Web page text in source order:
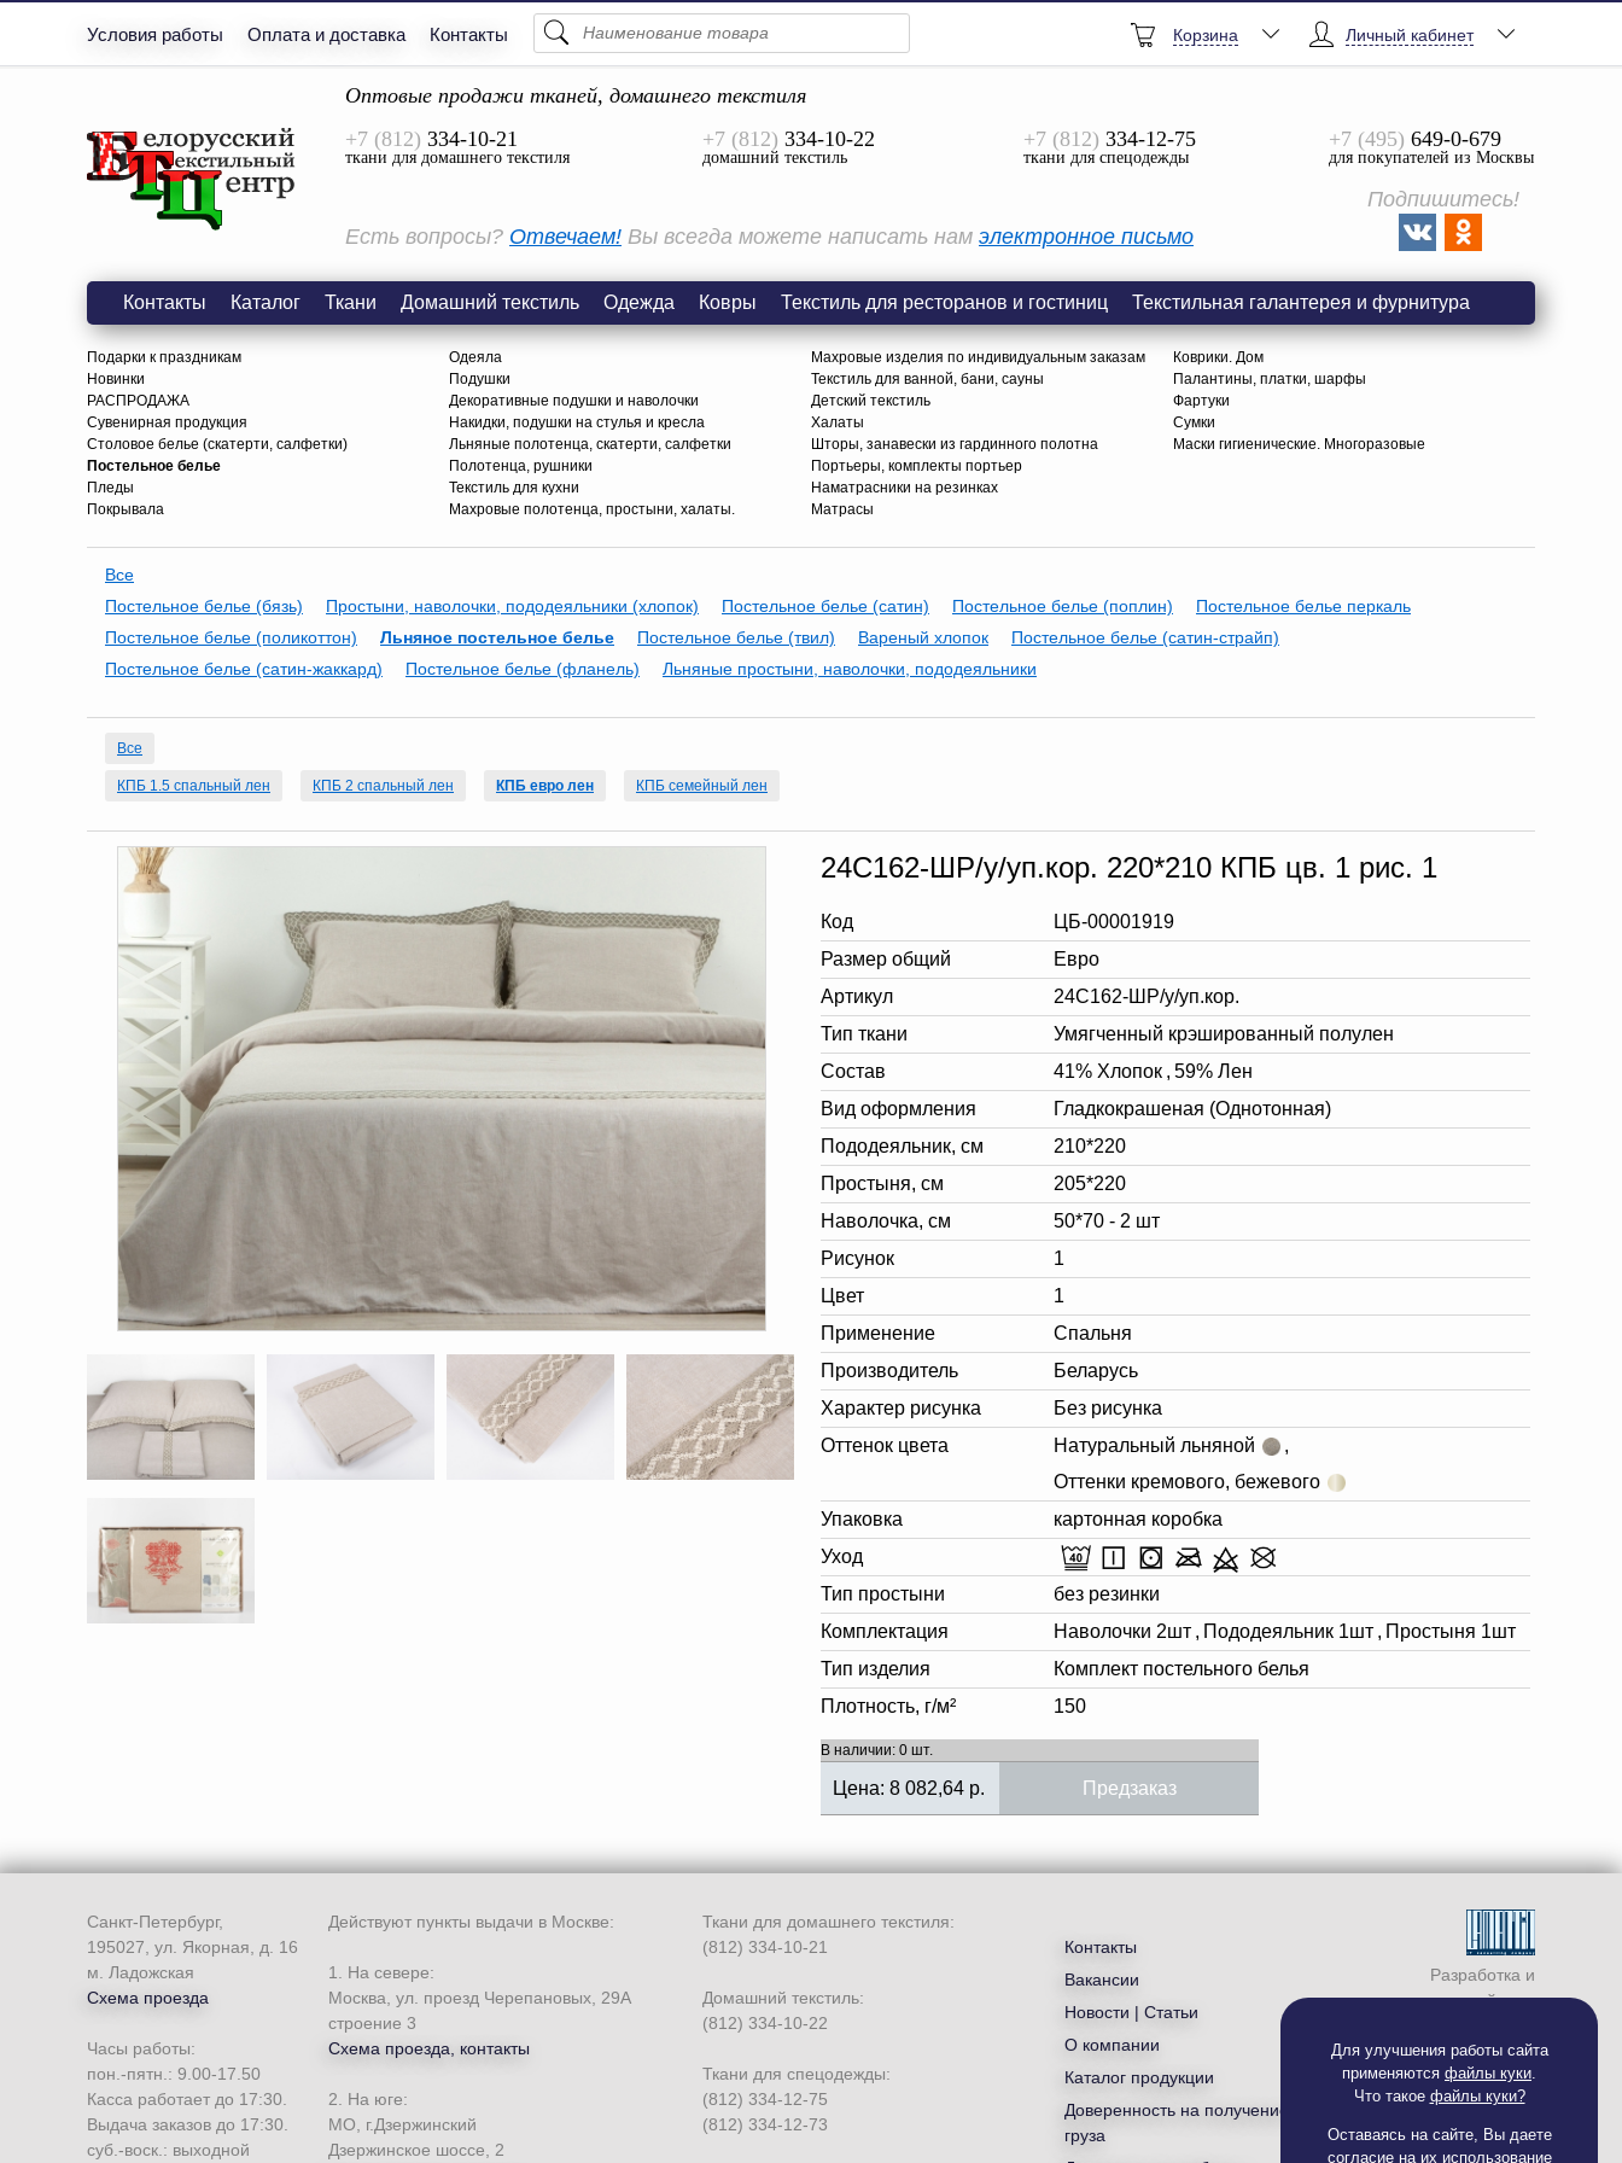
Для улучшения работы сайта
применяются файлы куки.
Что такое файлы куки?
Оставаясь на сайте, Вы даете
согласие на их использование
Условия работы Оплата и доставка Контакты
Просмотреть Все
Личный кабинет
Корзина
Оптовые продажи тканей, домашнего текстиля
+7 (812) 334-10-21
ткани для домашнего текстиля
+7 (812) 334-10-22
домашний текстиль
+7 (812) 334-12-75
ткани для спецодежды
+7 (495) 649-0-679
для покупателей из Москвы
Есть вопросы? Отвечаем! Вы всегда можете написать нам электронное письмо
Подпишитесь!
Контакты Каталог Ткани Домашний текстиль Одежда Ковры Текстиль для ресторанов и гостиниц Текстильная галантерея и фурнитура
Подарки к праздникам
Новинки
РАСПРОДАЖА
Сувенирная продукция
Столовое белье (скатерти, салфетки)
Постельное белье
Пледы
Покрывала
Одеяла
Подушки
Декоративные подушки и наволочки
Накидки, подушки на стулья и кресла
Льняные полотенца, скатерти, салфетки
Полотенца, рушники
Текстиль для кухни
Махровые полотенца, простыни, халаты.
Махровые изделия по индивидуальным заказам
Текстиль для ванной, бани, сауны
Детский текстиль
Халаты
Шторы, занавески из гардинного полотна
Портьеры, комплекты портьер
Наматрасники на резинках
Матрасы
Коврики. Дом
Палантины, платки, шарфы
Фартуки
Сумки
Маски гигиенические. Многоразовые
Все
Постельное белье (бязь)
Простыни, наволочки, пододеяльники (хлопок) Постельное белье (сатин) Постельное белье (поплин)
Постельное белье перкаль
Постельное белье (поликоттон)
Льняное постельное белье Постельное белье (твил) Вареный хлопок
Постельное белье (сатин-страйп)
Постельное белье (сатин-жаккард)
Постельное белье (фланель) Льняные простыни, наволочки, пододеяльники
Все
КПБ 1.5 спальный лен КПБ 2 спальный лен КПБ евро лен КПБ семейный лен
24С162-ШР/у/уп.кор. 220*210 КПБ цв. 1 рис. 1
Код
ЦБ-00001919
Размер общий
Евро
Артикул
24С162-ШР/у/уп.кор.
Тип ткани
Умягченный крэшированный полулен
Состав
41% Хлопок , 59% Лен
Вид оформления
Гладкокрашеная (Однотонная)
Пододеяльник, см
210*220
Простыня, см
205*220
Наволочка, см
50*70 - 2 шт
Рисунок
1
Цвет
1
Применение
Спальня
Производитель
Беларусь
Характер рисунка
Без рисунка
Оттенок цвета
Натуральный льняной
,
Оттенки кремового, бежевого
Упаковка
картонная коробка
Уход
Тип простыни
без резинки
Комплектация
Наволочки 2шт , Пододеяльник 1шт , Простыня 1шт
Тип изделия
Комплект постельного белья
Плотность, г/м²
150
В наличии: 0 шт.
Цена: 8 082,64 р. Предзаказ
Разработка и
продвижение сайта —
Санкт-Петербург,
195027, ул. Якорная, д. 16
м. Ладожская
Схема проезда
Часы работы:
пон.-пятн.: 9.00-17.50
Касса работает до 17:30.
Выдача заказов до 17:30.
суб.-воск.: выходной
Действуют пункты выдачи в Москве:
1. На севере:
Москва, ул. проезд Черепановых, 29А
строение 3
Схема проезда, контакты
2. На юге:
МО, г.Дзержинский
Дзержинское шоссе, 2
Ткани для домашнего текстиля:
(812) 334-10-21
Домашний текстиль:
(812) 334-10-22
Ткани для спецодежды:
(812) 334-12-75
(812) 334-12-73
Контакты
Вакансии
Новости | Статьи
О компании
Каталог продукции
Доверенность на получение
груза